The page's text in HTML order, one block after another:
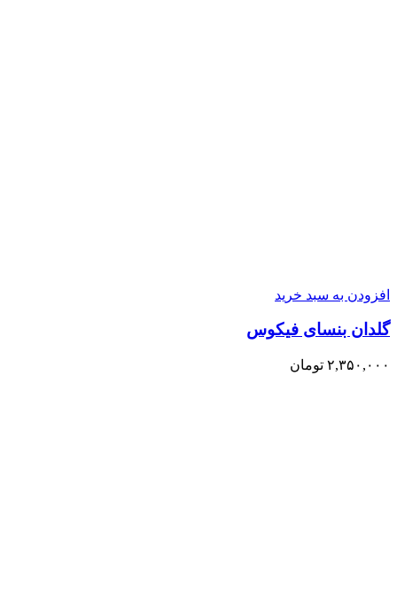
افزودن به سبد خرید
گلدان بنسای فیکوس
۲,۳۵۰,۰۰۰ تومان